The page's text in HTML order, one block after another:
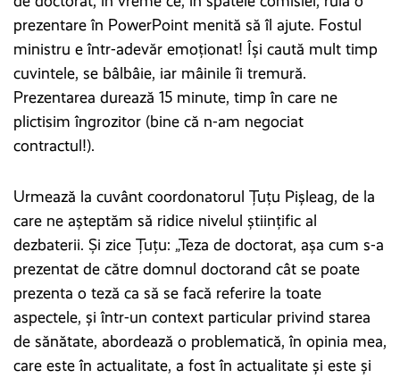
prezentare în PowerPoint menită să îl ajute. Fostul
ministru e într-adevăr emoționat! Îşi caută mult timp
cuvintele, se bâlbâie, iar mâinile îi tremură.
Prezentarea durează 15 minute, timp în care ne
plictisim îngrozitor (bine că n-am negociat
contractul!).
Urmează la cuvânt coordonatorul Țuțu Pișleag, de la
care ne așteptăm să ridice nivelul științific al
dezbaterii. Și zice Țuțu: „Teza de doctorat, așa cum s-a
prezentat de către domnul doctorand cât se poate
prezenta o teză ca să se facă referire la toate
aspectele, și într-un context particular privind starea
de sănătate, abordează o problematică, în opinia mea,
care este în actualitate, a fost în actualitate şi este şi